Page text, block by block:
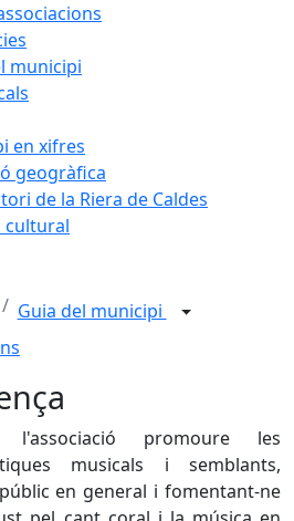
municipi
en xifres
geogràfica
de la Riera de Caldes
cultural
Guia del municipi
promoure les
musicals i semblants,
en general i fomentant-ne